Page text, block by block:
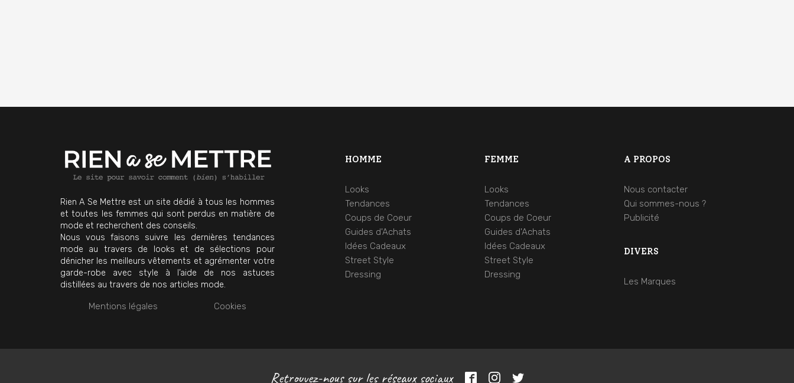
Rien A Se Mettre est un site dédié à tous les hommes
et toutes les femmes qui sont perdus en matière de
mode et recherchent des conseils.
Nous vous faisons suivre les dernières tendances
mode au travers de looks et de sélections pour
dénicher les meilleurs vêtements et agrémenter votre
garde-robe avec style à l’aide de nos astuces
distillées au travers de nos articles mode.
Mentions légales Cookies
HOMME
Looks
Tendances
Coups de Coeur
Guides d'Achats
Idées Cadeaux
Street Style
Dressing
FEMME
Looks
Tendances
Coups de Coeur
Guides d'Achats
Idées Cadeaux
Street Style
Dressing
A PROPOS
Nous contacter
Qui sommes-nous ?
Publicité
DIVERS
Les Marques
Retrouvez-nous sur les réseaux sociaux